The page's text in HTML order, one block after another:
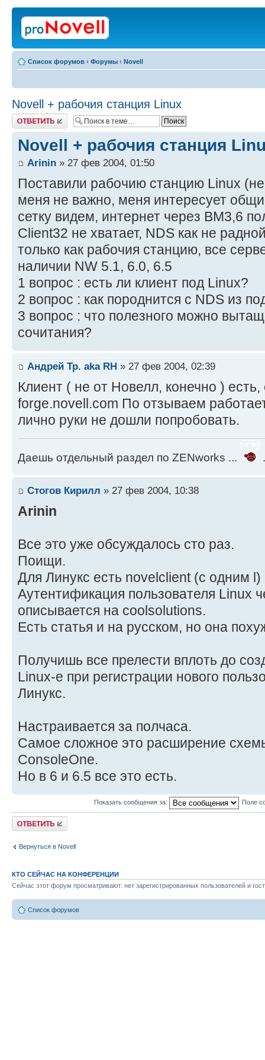
Список форумов ‹ Форумы ‹ Novell
Novell + рабочия станция Linux
Ответить
Novell + рабочия станция
Arinin » 27 фев 2004, 01:50
Поставили рабочию станцию Linux (не
меня не важно, меня интересует
сетку видем, интернет через ВМ3,6
Client32 не хватает, NDS как не
только как рабочия станцию, все
наличии NW 5.1, 6.0, 6.5
1 вопрос : есть ли клиент под Linux?
2 вопрос : как породнится с NDS из
3 вопрос : что полезного можно
сочитания?
Андрей Тр. aka RH » 27 фев 2004, 02:39
Клиент ( не от Новелл, конечно )
forge.novell.com По отзываем
лично руки не дошли попробовать.
Даешь отдельный раздел по ZENworks ...
Стогов Кирилл » 27 фев 2004, 10:38
Arinin
Все это уже обсуждалось сто раз.
Поищи.
Для Линукс есть novelclient (с одним l)
Аутентификация пользователя Linux
описывается на coolsolutions.
Есть статья и на русском, но она
Получишь все прелести вплоть до
Linux-е при регистрации нового
Линукс.
Настраивается за полчаса.
Самое сложное это расширение
ConsoleOne.
Но в 6 и 6.5 все это есть.
Показать сообщения за: Поле
Ответить
Вернуться в Novell
КТО СЕЙЧАС НА КОНФЕРЕНЦИИ
Сейчас этот форум просматривают: нет зарегистрированных пользователей и
Список форумов